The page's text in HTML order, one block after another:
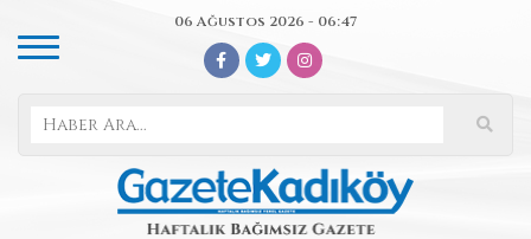
06 Ağustos 2026 - 06:47